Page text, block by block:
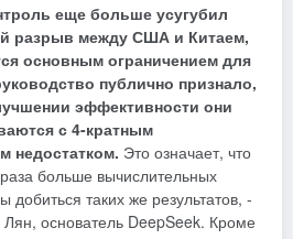
еще больше усугубил
разрыв между США и Китаем,
основным ограничением для
публично признало,
эффективности они
с 4-кратным
недостатком. Это означает, что
больше вычислительных
добиться таких же результатов, -
основатель DeepSeek. Кроме